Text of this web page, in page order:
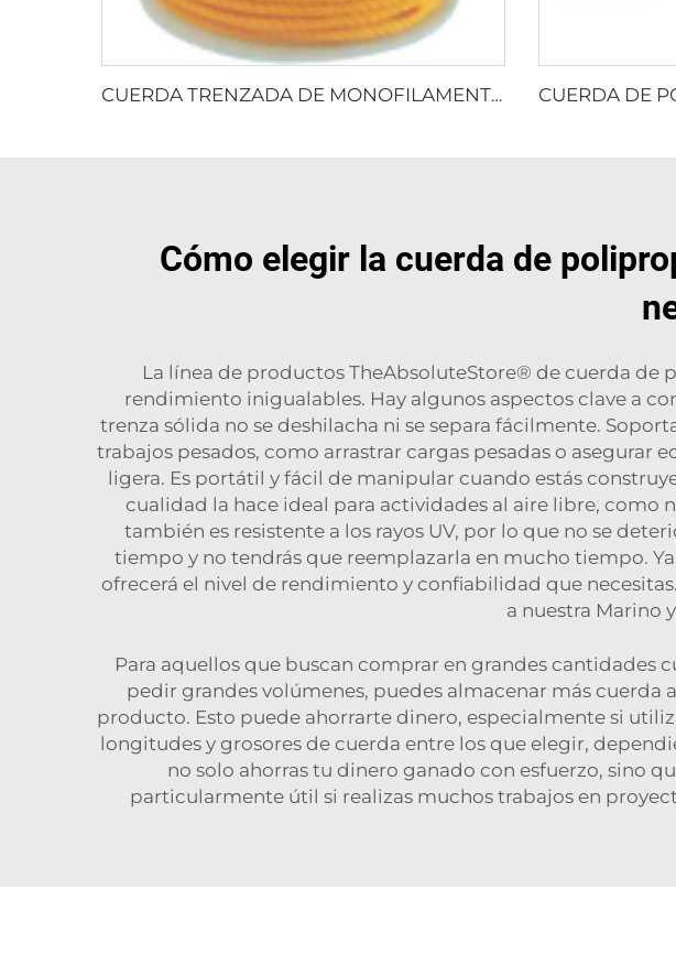
CUERDA TRENZADA DE MONOFILAMENTO DE PP
Cómo elegir la cuerda de
La línea de productos TheAbsoluteStore® de cuerda de
rendimiento inigualables. Hay algunos aspectos clave a
trenza sólida no se deshilacha ni se separa fácilmente.
trabajos pesados, como arrastrar cargas pesadas o asegurar
ligera. Es portátil y fácil de manipular cuando estás
cualidad la hace ideal para actividades al aire libre, como
también es resistente a los rayos UV, por lo que no se
tiempo y no tendrás que reemplazarla en mucho tiempo.
ofrecerá el nivel de rendimiento y confiabilidad que
a nuestra Marino
Para aquellos que buscan comprar en grandes cantidades
pedir grandes volúmenes, puedes almacenar más cuerda
producto. Esto puede ahorrarte dinero, especialmente si
longitudes y grosores de cuerda entre los que elegir,
no solo ahorras tu dinero ganado con esfuerzo, sino
particularmente útil si realizas muchos trabajos en